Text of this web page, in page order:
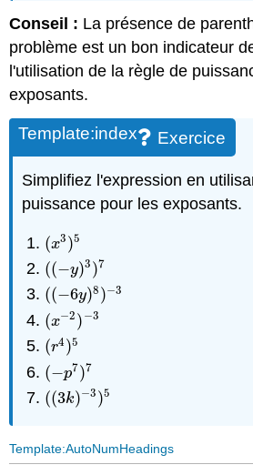
Conseil : La présence de
problème est un bon indicateur
l'utilisation de la règle de
exposants.
Exercice
Template:index
Simplifiez l'expression en
puissance pour les exposants.
(x3)5
(x3)5
((−y)3)7
((−y)3)7
((−6y)8)−3
((−6y)8)−3
(x−2)−3
(x−2)−3
(r4)5
(r4 )5
(−p7)7
(−p7 )7
((3k)−3)5
((3k)−3)5
Template:AutoNumHeadings